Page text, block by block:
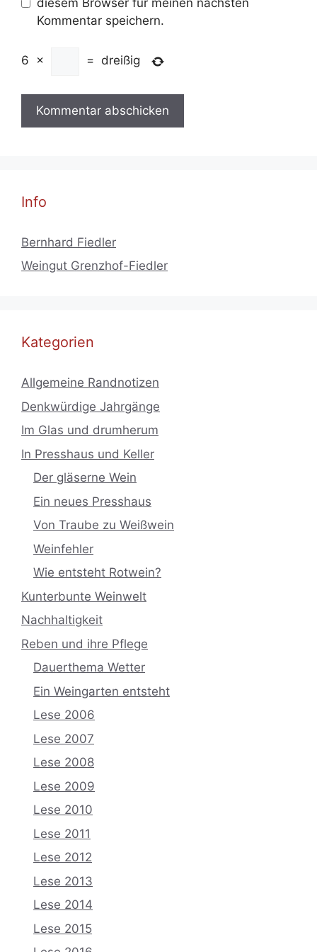
Kommentar speichern.
6 × = dreißig
Info
Bernhard Fiedler
Weingut Grenzhof-Fiedler
Kategorien
Allgemeine Randnotizen
Denkwürdige Jahrgänge
Im Glas und drumherum
In Presshaus und Keller
Der gläserne Wein
Ein neues Presshaus
Von Traube zu Weißwein
Weinfehler
Wie entsteht Rotwein?
Kunterbunte Weinwelt
Nachhaltigkeit
Reben und ihre Pflege
Dauerthema Wetter
Ein Weingarten entsteht
Lese 2006
Lese 2007
Lese 2008
Lese 2009
Lese 2010
Lese 2011
Lese 2012
Lese 2013
Lese 2014
Lese 2015